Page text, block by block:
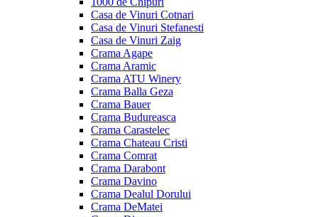
Casa de Vinuri Cotnari
Casa de Vinuri Stefanesti
Casa de Vinuri Zaig
Crama Agape
Crama Aramic
Crama ATU Winery
Crama Balla Geza
Crama Bauer
Crama Budureasca
Crama Carastelec
Crama Chateau Cristi
Crama Comrat
Crama Darabont
Crama Davino
Crama Dealul Dorului
Crama DeMatei